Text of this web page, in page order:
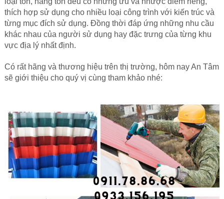
thích hợp sử dụng cho nhiều loại công trình với kiến trúc và
từng mục đích sử dụng. Đồng thời đáp ứng những nhu cầu
khác nhau của người sử dụng hay đặc trưng của từng khu
vực địa lý nhất định.
Có rất hãng và thương hiệu trên thị trường, hôm nay An Tâm
sẽ giới thiệu cho quý vị cùng tham khảo nhé: